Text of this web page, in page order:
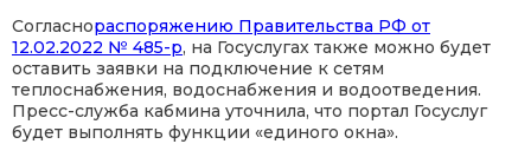
Согласнораспоряжению Правительства РФ от
12.02.2022 № 485-р, на Госуслугах также можно будет
оставить заявки на подключение к сетям
теплоснабжения, водоснабжения и водоотведения.
Пресс-служба кабмина уточнила, что портал Госуслуг
будет выполнять функции «единого окна».